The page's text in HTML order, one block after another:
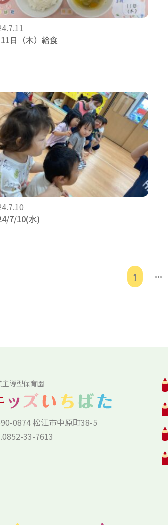
日（木）給食
7/10(水)
1 …
主導型保育園
0874 松江市中原町38-5
33-7613